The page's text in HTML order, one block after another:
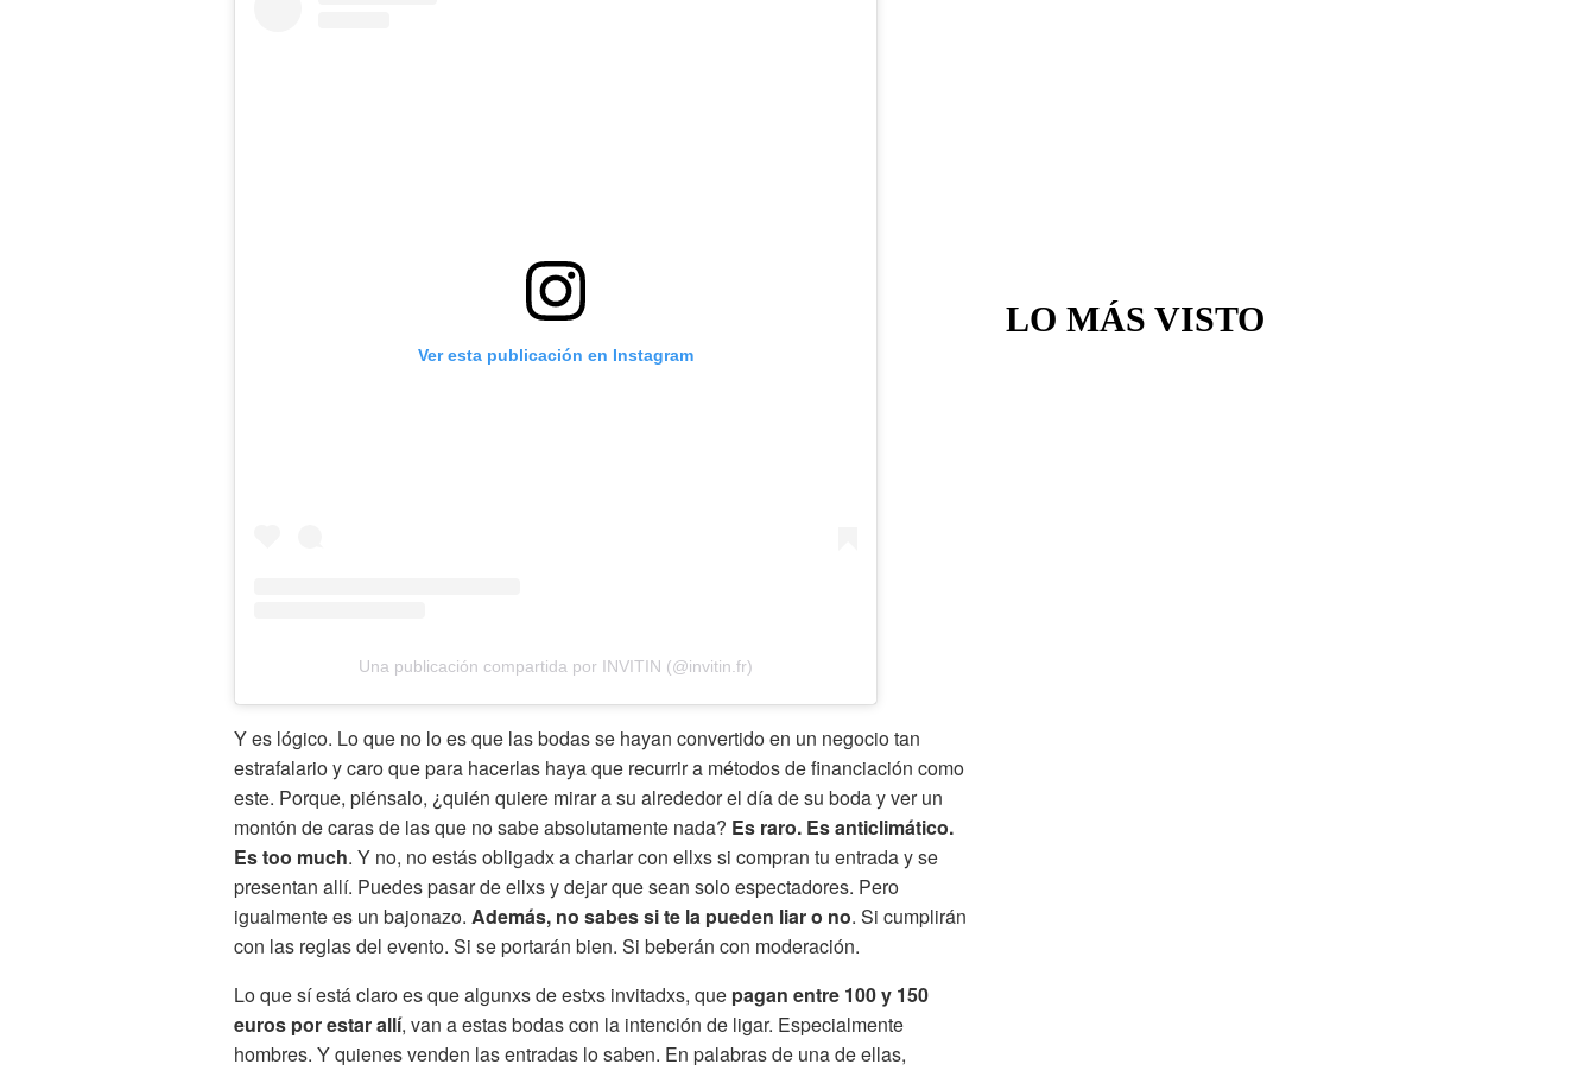
Ver esta publicación en Instagram
Una publicación compartida por INVITIN (@invitin.fr)
Y es lógico. Lo que no lo es que las bodas se hayan convertido en un negocio tan
estrafalario y caro que para hacerlas haya que recurrir a métodos de financiación como
este. Porque, piénsalo, ¿quién quiere mirar a su alrededor el día de su boda y ver un
montón de caras de las que no sabe absolutamente nada? Es raro. Es anticlimático.
Es too much. Y no, no estás obligadx a charlar con ellxs si compran tu entrada y se
presentan allí. Puedes pasar de ellxs y dejar que sean solo espectadores. Pero
igualmente es un bajonazo. Además, no sabes si te la pueden liar o no. Si cumplirán
con las reglas del evento. Si se portarán bien. Si beberán con moderación.
Lo que sí está claro es que algunxs de estxs invitadxs, que pagan entre 100 y 150
euros por estar allí, van a estas bodas con la intención de ligar. Especialmente
hombres. Y quienes venden las entradas lo saben. En palabras de una de ellas,
LO MÁS VISTO